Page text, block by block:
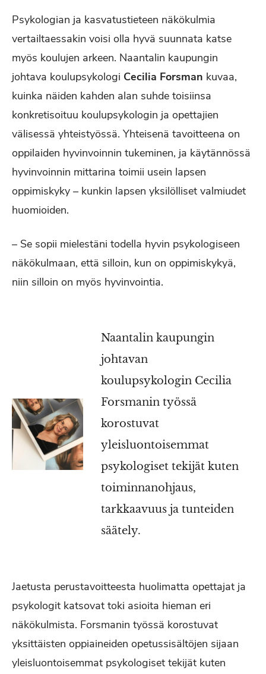
Psykologian ja kasvatustieteen näkökulmia
vertailtaessakin voisi olla hyvä suunnata katse
myös koulujen arkeen. Naantalin kaupungin
johtava koulupsykologi Cecilia Forsman kuvaa,
kuinka näiden kahden alan suhde toisiinsa
konkretisoituu koulupsykologin ja opettajien
välisessä yhteistyössä. Yhteisenä tavoitteena on
oppilaiden hyvinvoinnin tukeminen, ja käytännössä
hyvinvoinnin mittarina toimii usein lapsen
oppimiskyky – kunkin lapsen yksilölliset valmiudet
huomioiden.
– Se sopii mielestäni todella hyvin psykologiseen
näkökulmaan, että silloin, kun on oppimiskykyä,
niin silloin on myös hyvinvointia.
Naantalin kaupungin
johtavan
koulupsykologin Cecilia
Forsmanin työssä
korostuvat
yleisluontoisemmat
psykologiset tekijät kuten
toiminnanohjaus,
tarkkaavuus ja tunteiden
säätely.
Jaetusta perustavoitteesta huolimatta opettajat ja
psykologit katsovat toki asioita hieman eri
näkökulmista. Forsmanin työssä korostuvat
yksittäisten oppiaineiden opetussisältöjen sijaan
yleisluontoisemmat psykologiset tekijät kuten